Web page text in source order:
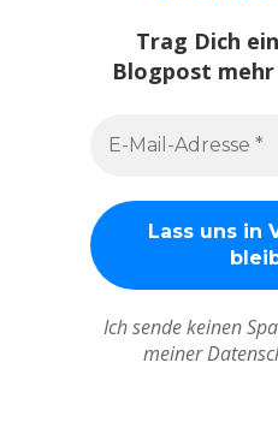
Trag Dich
Blogpost mehr
Ich sende keinen
meiner